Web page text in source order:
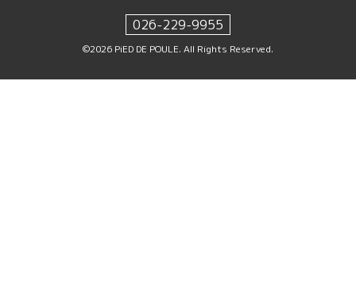
026-229-9955
©2026 PiED DE POULE. All Rights Reserved.